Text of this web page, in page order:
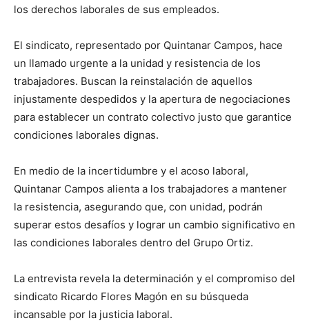
los derechos laborales de sus empleados.
El sindicato, representado por Quintanar Campos, hace
un llamado urgente a la unidad y resistencia de los
trabajadores. Buscan la reinstalación de aquellos
injustamente despedidos y la apertura de negociaciones
para establecer un contrato colectivo justo que garantice
condiciones laborales dignas.
En medio de la incertidumbre y el acoso laboral,
Quintanar Campos alienta a los trabajadores a mantener
la resistencia, asegurando que, con unidad, podrán
superar estos desafíos y lograr un cambio significativo en
las condiciones laborales dentro del Grupo Ortiz.
La entrevista revela la determinación y el compromiso del
sindicato Ricardo Flores Magón en su búsqueda
incansable por la justicia laboral.